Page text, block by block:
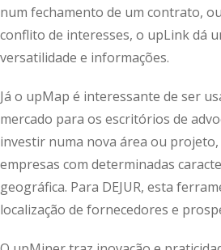
num fechamento de um contrato,
conflito de interesses, o upLink dá
versatilidade e informações.
Já o upMap é interessante de ser
mercado para os escritórios de
investir numa nova área ou
empresas com determinadas
geográfica. Para DEJUR, esta
localização de fornecedores e